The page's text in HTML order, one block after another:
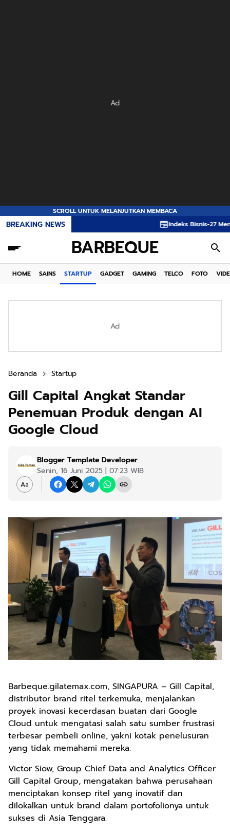
Ad
SCROLL UNTUK MELANJUTKAN MEMBACA
BREAKING NEWS Indeks Bisnis-27 Menghijau
BARBEQUE
HOME SAINS STARTUP GADGET GAMING TELCO FOTO
Ad
Beranda Startup
Gill Capital Angkat Standar
Penemuan Produk dengan AI
Google Cloud
Blogger Template Developer
Senin, 16 Juni 2025 | 07:23 WIB
Barbeque.gilatemax.com, SINGAPURA – Gill Capital,
distributor brand ritel terkemuka, menjalankan
proyek inovasi kecerdasan buatan dari Google
Cloud untuk mengatasi salah satu sumber frustrasi
terbesar pembeli online, yakni kotak penelusuran
yang tidak memahami mereka.
Victor Siow, Group Chief Data and Analytics Officer
Gill Capital Group, mengatakan bahwa perusahaan
menciptakan konsep ritel yang inovatif dan
dilokalkan untuk brand dalam portofolionya untuk
sukses di Asia Tenggara.